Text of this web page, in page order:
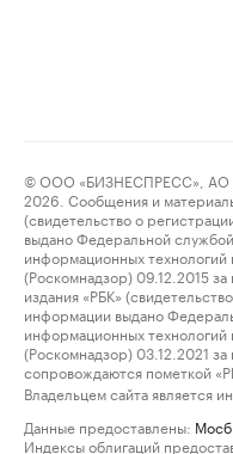
© ООО «БИЗНЕСПРЕСС», АО
2026. Сообщения и
(свидетельство о
выдано Федеральной
информационных
(Роскомнадзор) 09.12.2015
издания «РБК»
информации выдано
информационных
(Роскомнадзор) 03.12.2021
сопровождаются пометкой
Владельцем сайта является
Данные предоставлены:
Индексы облигаций